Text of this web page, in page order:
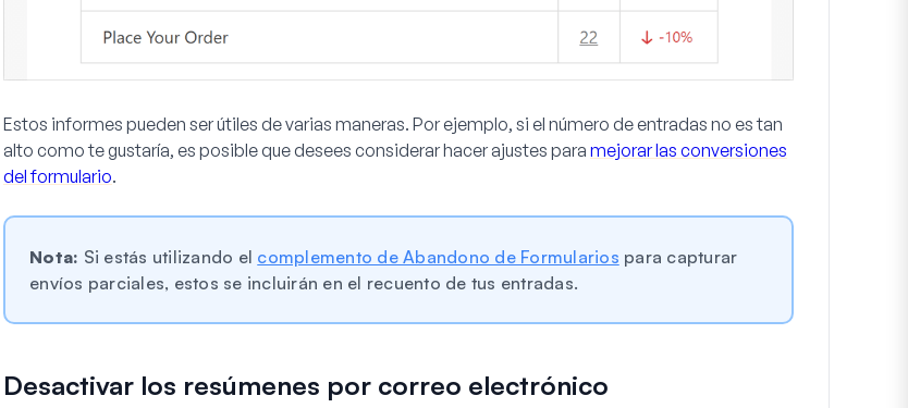
Estos informes pueden ser útiles de varias maneras. Por ejemplo, si el número de entradas no es tan
alto como te gustaría, es posible que desees considerar hacer ajustes para mejorar las conversiones
del formulario.
Nota: Si estás utilizando el complemento de Abandono de Formularios para capturar
envíos parciales, estos se incluirán en el recuento de tus entradas.
Desactivar los resúmenes por correo electrónico